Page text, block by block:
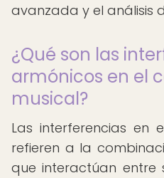
avanzada y el análisis
¿Qué son las
armónicos en el
musical?
Las interferencias en
refieren a la
que interactúan entre